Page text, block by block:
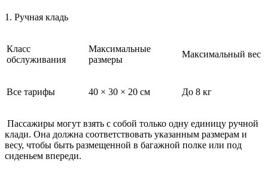
1. Ручная кладь
Класс
обслуживания
Максимальные
размеры
Максимальный вес
Все тарифы 40 × 30 × 20 см До 8 кг
Пассажиры могут взять с собой только одну единицу ручной
клади. Она должна соответствовать указанным размерам и
весу, чтобы быть размещенной в багажной полке или под
сиденьем впереди.